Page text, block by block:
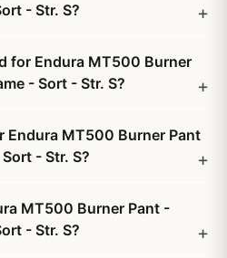
- Str. S?
for Endura MT500 Burner
- Sort - Str. S?
Endura MT500 Burner Pant
- Str. S?
MT500 Burner Pant -
- Str. S?